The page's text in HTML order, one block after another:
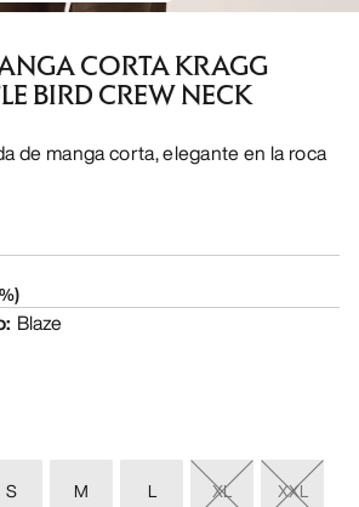
CORTA KRAGG
BIRD CREW NECK
de manga corta, elegante en la roca
%)
: Blaze
S M L XL
XXL